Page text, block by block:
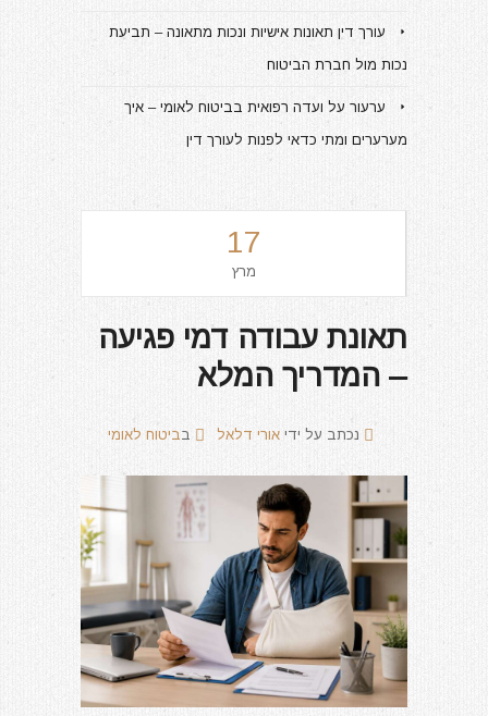
עורך דין תאונות אישיות ונכות מתאונה – תביעת
נכות מול חברת הביטוח
ערעור על ועדה רפואית בביטוח לאומי – איך
מערערים ומתי כדאי לפנות לעורך דין
17
מרץ
תאונת עבודה דמי פגיעה
– המדריך המלא
נכתב על ידי אורי דלאל בביטוח לאומי